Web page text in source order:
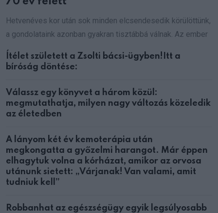
Hetvenéves kor után sok minden elcsendesedik körülöttünk,
a gondolataink azonban gyakran tisztábbá válnak. Az ember
Ítélet született a Zsolti bácsi-ügyben!Itt a
bíróság döntése:
Válassz egy könyvet a három közül:
megmutathatja, milyen nagy változás közeledik
az életedben
A lányom két év kemoterápia után
megkongatta a győzelmi harangot. Már éppen
elhagytuk volna a kórházat, amikor az orvosa
utánunk sietett: „Várjanak! Van valami, amit
tudniuk kell”
Robbanhat az egészségügy egyik legsúlyosabb